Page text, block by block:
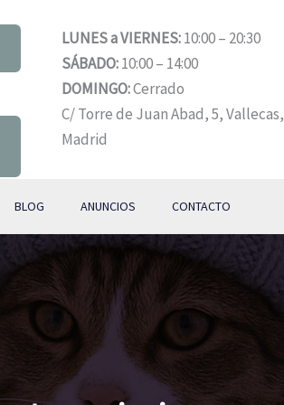
LUNES a VIERNES:10:00 – 20:30
SÁBADO:10:00 – 14:00
DOMINGO:Cerrado
C/ Torre de Juan Abad, 5, Vallecas,
Madrid
BLOG ANUNCIOS CONTACTO